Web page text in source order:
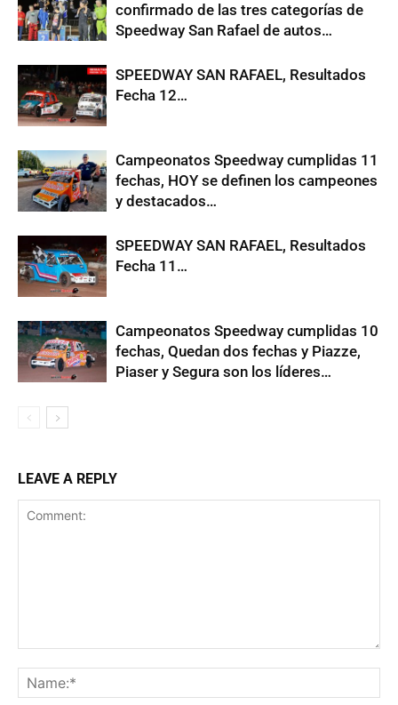
confirmado de las tres categorías de
Speedway San Rafael de autos…
SPEEDWAY SAN RAFAEL, Resultados
Fecha 12…
Campeonatos Speedway cumplidas 11
fechas, HOY se definen los campeones
y destacados…
SPEEDWAY SAN RAFAEL, Resultados
Fecha 11…
Campeonatos Speedway cumplidas 10
fechas, Quedan dos fechas y Piazze,
Piaser y Segura son los líderes…
LEAVE A REPLY